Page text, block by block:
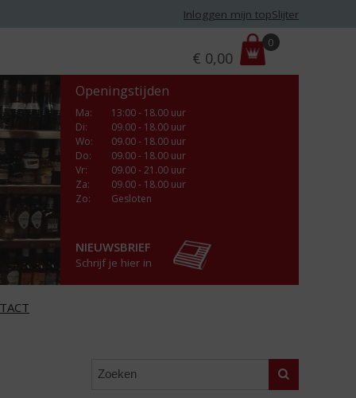
Inloggen mijn topSlijter
r
i
€ 0,00
0
Openingstijden
Ma:
13:00 - 18.00 uur
Di:
09.00 - 18.00 uur
Wo:
09.00 - 18.00 uur
Do:
09.00 - 18.00 uur
Vr:
09.00 - 21.00 uur
Za:
09.00 - 18.00 uur
Zo:
Gesloten
NIEUWSBRIEF
Schrijf je hier in
Zoeken